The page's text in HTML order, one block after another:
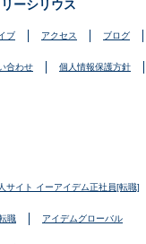
ーシリウス
ブ アクセス ブログ
合わせ 個人情報保護方針
サイト イーアイデム正社員[転職]
職 アイデムグローバル